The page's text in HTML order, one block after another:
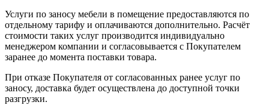
Услуги по заносу мебели в помещение предоставляются по
отдельному тарифу и оплачиваются дополнительно. Расчёт
стоимости таких услуг производится индивидуально
менеджером компании и согласовывается с Покупателем
заранее до момента поставки товара.
При отказе Покупателя от согласованных ранее услуг по
заносу, доставка будет осуществлена до доступной точки
разгрузки.